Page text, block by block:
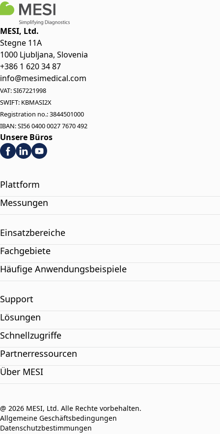
MESI, Ltd.
Stegne 11A
1000 Ljubljana, Slovenia
+386 1 620 34 87
info@mesimedical.com
VAT: SI67221998
SWIFT: KBMASI2X
Registration no.: 3844501000
IBAN: SI56 0400 0027 7670 492
Unsere Büros
Plattform
Messungen
Einsatzbereiche
Fachgebiete
Häufige Anwendungsbeispiele
Support
Lösungen
Schnellzugriffe
Partnerressourcen
Über MESI
@ 2026 MESI, Ltd. Alle Rechte vorbehalten.
Allgemeine Geschäftsbedingungen
Datenschutzbestimmungen